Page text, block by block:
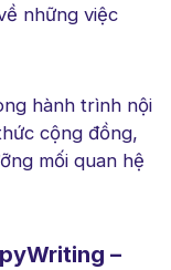
những việc
hành trình nội
cộng đồng,
mối quan hệ
–